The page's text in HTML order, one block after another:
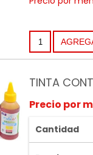
TINTA
Precio por
Cantidad